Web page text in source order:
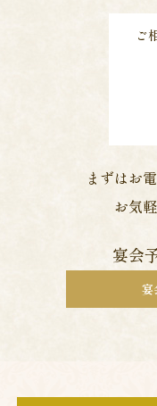
ご
まずはお
お気
宴会
宴